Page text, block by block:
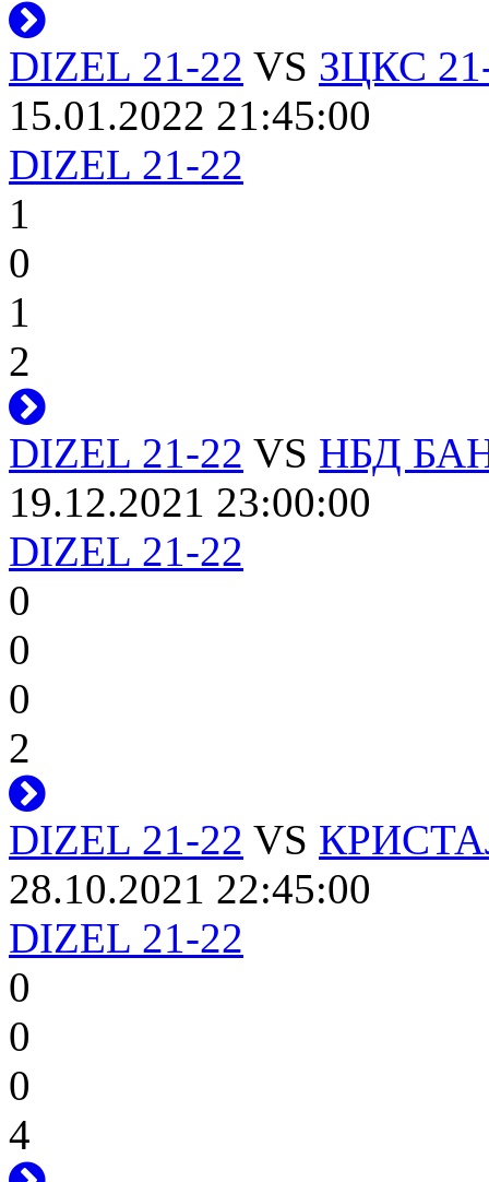
DIZEL 21-22 VS ЗЦКС
15.01.2022 21:45:00
DIZEL 21-22
1
0
1
2
DIZEL 21-22 VS НБД
19.12.2021 23:00:00
DIZEL 21-22
0
0
0
2
DIZEL 21-22 VS
28.10.2021 22:45:00
DIZEL 21-22
0
0
0
4